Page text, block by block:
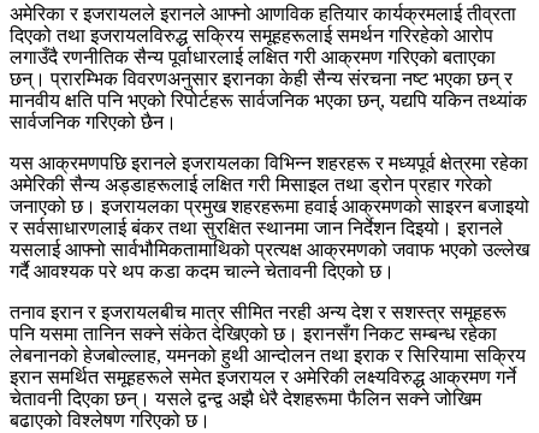
अमेरिका र इजरायलले इरानले आफ्नो आणविक हतियार कार्यक्रमलाई तीव्रता
दिएको तथा इजरायलविरुद्ध सक्रिय समूहहरूलाई समर्थन गरिरहेको आरोप
लगाउँदै रणनीतिक सैन्य पूर्वाधारलाई लक्षित गरी आक्रमण गरिएको बताएका
छन्। प्रारम्भिक विवरणअनुसार इरानका केही सैन्य संरचना नष्ट भएका छन् र
मानवीय क्षति पनि भएको रिपोर्टहरू सार्वजनिक भएका छन्, यद्यपि यकिन तथ्यांक
सार्वजनिक गरिएको छैन।
यस आक्रमणपछि इरानले इजरायलका विभिन्न शहरहरू र मध्यपूर्व क्षेत्रमा रहेका
अमेरिकी सैन्य अड्डाहरूलाई लक्षित गरी मिसाइल तथा ड्रोन प्रहार गरेको
जनाएको छ। इजरायलका प्रमुख शहरहरूमा हवाई आक्रमणको साइरन बजाइयो
र सर्वसाधारणलाई बंकर तथा सुरक्षित स्थानमा जान निर्देशन दिइयो। इरानले
यसलाई आफ्नो सार्वभौमिकतामाथिको प्रत्यक्ष आक्रमणको जवाफ भएको उल्लेख
गर्दै आवश्यक परे थप कडा कदम चाल्ने चेतावनी दिएको छ।
तनाव इरान र इजरायलबीच मात्र सीमित नरही अन्य देश र सशस्त्र समूहहरू
पनि यसमा तानिन सक्ने संकेत देखिएको छ। इरानसँग निकट सम्बन्ध रहेका
लेबनानको हेजबोल्लाह, यमनको हुथी आन्दोलन तथा इराक र सिरियामा सक्रिय
इरान समर्थित समूहहरूले समेत इजरायल र अमेरिकी लक्ष्यविरुद्ध आक्रमण गर्ने
चेतावनी दिएका छन्। यसले द्वन्द्व अझै धेरै देशहरूमा फैलिन सक्ने जोखिम
बढाएको विश्लेषण गरिएको छ।